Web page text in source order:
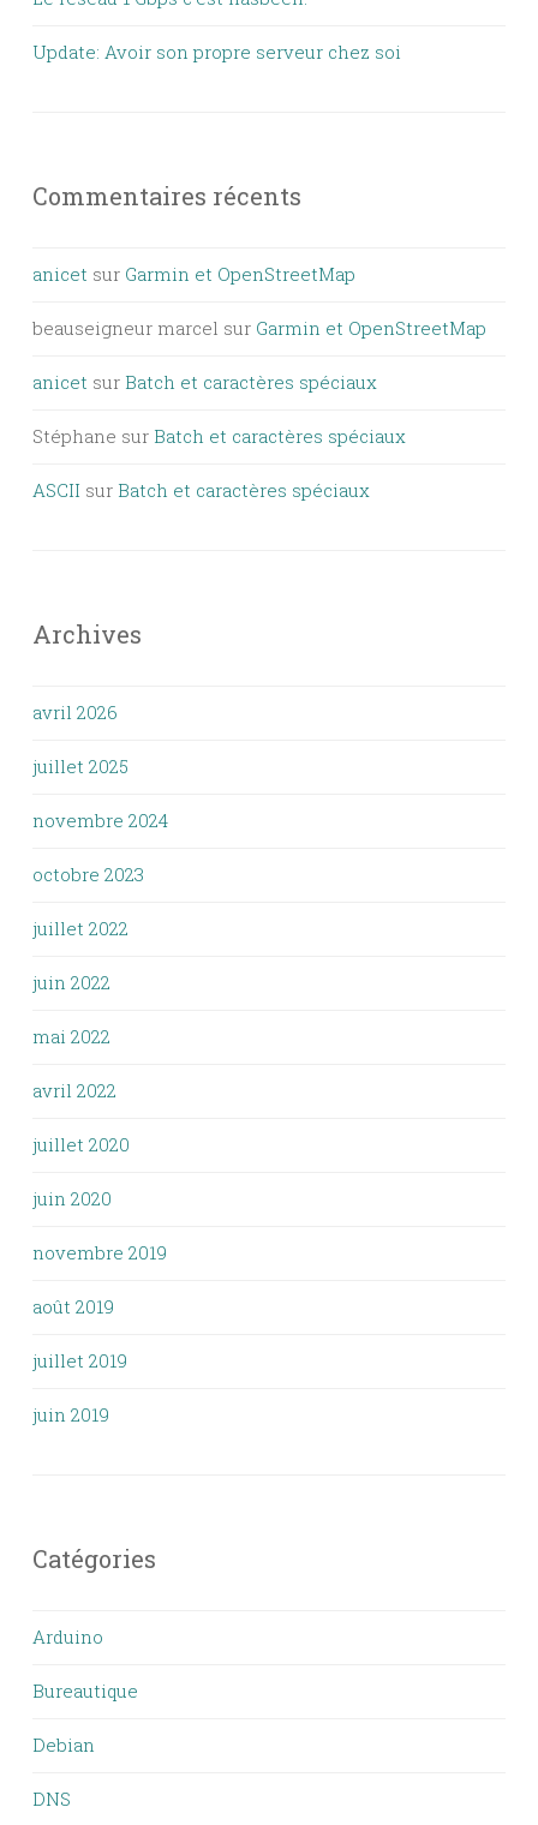
Update: Avoir son propre serveur chez soi
Commentaires récents
anicet sur Garmin et OpenStreetMap
beauseigneur marcel sur Garmin et OpenStreetMap
anicet sur Batch et caractères spéciaux
Stéphane sur Batch et caractères spéciaux
ASCII sur Batch et caractères spéciaux
Archives
avril 2026
juillet 2025
novembre 2024
octobre 2023
juillet 2022
juin 2022
mai 2022
avril 2022
juillet 2020
juin 2020
novembre 2019
août 2019
juillet 2019
juin 2019
Catégories
Arduino
Bureautique
Debian
DNS